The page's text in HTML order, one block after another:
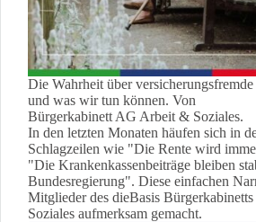
Die Wahrheit über
und was wir tun können. Von
Bürgerkabinett AG Arbeit & Soziales.
In den letzten Monaten häufen sich in
Schlagzeilen wie "Die Rente wird
"Die Krankenkassenbeiträge bleiben
Bundesregierung". Diese einfachen
Mitglieder des dieBasis
Soziales aufmerksam gemacht.